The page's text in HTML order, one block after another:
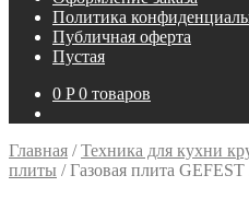
Политика
Публичная оферта
Пустая
0 P 0 товаров
Главная /Техника для кухни
плиты /Газовая плита